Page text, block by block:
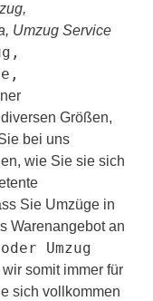
Umzug Service
Größen,
bei uns
wie Sie sie sich
Sie Umzüge in
Warenangebot an
Umzug
wir somit immer für
sich vollkommen